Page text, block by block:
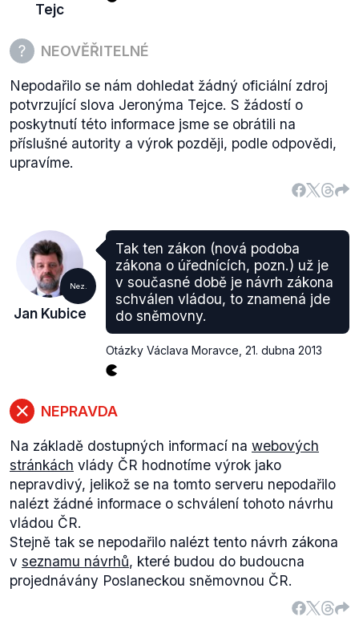
Tejc
NEOVĚŘITELNÉ
Nepodařilo se nám dohledat žádný oficiální zdroj
potvrzující slova Jeronýma Tejce. S žádostí o
poskytnutí této informace jsme se obrátili na
příslušné autority a výrok později, podle odpovědi,
upravíme.
Nez.
Jan Kubice
Tak ten zákon (nová podoba
zákona o úřednících, pozn.) už je
v současné době je návrh zákona
schválen vládou, to znamená jde
do sněmovny.
Otázky Václava Moravce 21. dubna 2013
NEPRAVDA
Na základě dostupných informací na webových
stránkách vlády ČR hodnotíme výrok jako
nepravdivý, jelikož se na tomto serveru nepodařilo
nalézt žádné informace o schválení tohoto návrhu
vládou ČR.
Stejně tak se nepodařilo nalézt tento návrh zákona
v seznamu návrhů, které budou do budoucna
projednávány Poslaneckou sněmovnou ČR.